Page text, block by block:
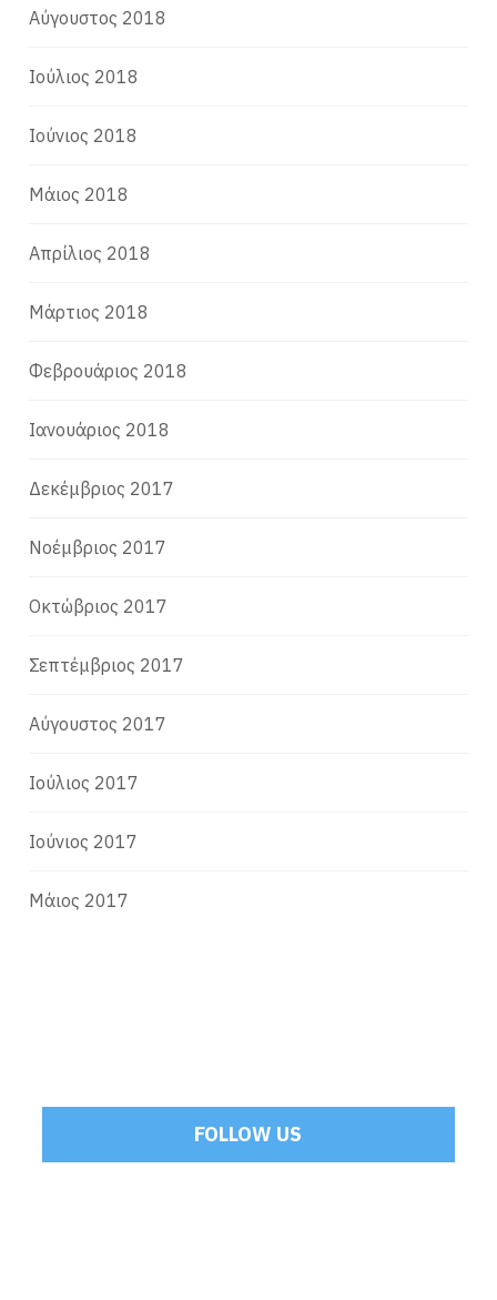
Αύγουστος 2018
Ιούλιος 2018
Ιούνιος 2018
Μάιος 2018
Απρίλιος 2018
Μάρτιος 2018
Φεβρουάριος 2018
Ιανουάριος 2018
Δεκέμβριος 2017
Νοέμβριος 2017
Οκτώβριος 2017
Σεπτέμβριος 2017
Αύγουστος 2017
Ιούλιος 2017
Ιούνιος 2017
Μάιος 2017
FOLLOW US